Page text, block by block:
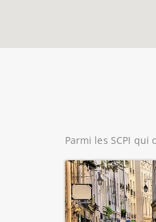
Parmi les SCPI qui